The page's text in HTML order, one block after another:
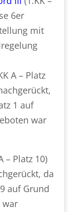
6er
mit
A – Platz
1 auf
war
– Platz 10)
da
auf Grund
war